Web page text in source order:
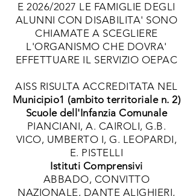
E 2026/2027 LE FAMIGLIE DEGLI
ALUNNI CON DISABILITA' SONO
CHIAMATE A SCEGLIERE
L'ORGANISMO CHE DOVRA'
EFFETTUARE IL SERVIZIO OEPAC
AISS RISULTA ACCREDITATA NEL
Municipio1 (ambito territoriale n. 2)
Scuole dell'Infanzia Comunale
PIANCIANI, A. CAIROLI, G.B.
VICO, UMBERTO I, G. LEOPARDI,
E. PISTELLI
Istituti Comprensivi
ABBADO, CONVITTO
NAZIONALE, DANTE ALIGHIERI,